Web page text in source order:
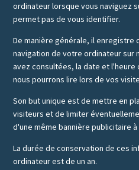
ordinateur lorsque vous naviguez
permet pas de vous identifier.
De manière générale, il enregistre
navigation de votre ordinateur sur
avez consultées, la date et l'heure
nous pourrons lire lors de vos
Son but unique est de mettre en
visiteurs et de limiter
d'une même bannière publicitaire
La durée de conservation de ces
ordinateur est de un an.